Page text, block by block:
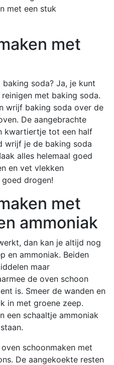
met een stuk
met
soda? Ja, je kunt
met baking soda.
wrijf baking soda over de
De aangebrachte
kwartiertje tot een half
wrijf je de baking soda
alles helemaal goed
en vet vlekken
drogen!
met
ammoniak
dan kan je altijd nog
en ammoniak. Beiden
maar
de oven schoon
is. Smeer de wanden en
in met groene zeep.
een schaaltje ammoniak
schoonmaken met
De aangekoekte resten